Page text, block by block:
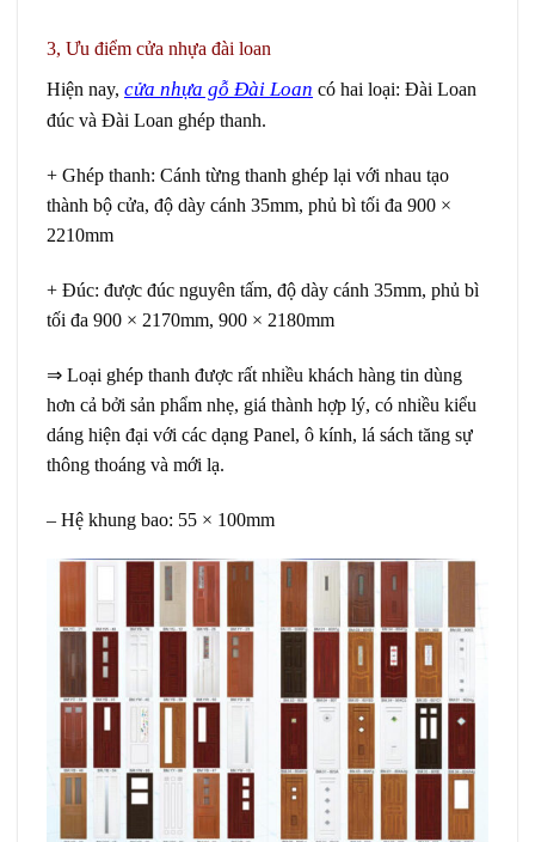
3, Ưu điểm cửa nhựa đài loan
Hiện nay, cửa nhựa gỗ Đài Loan có hai loại: Đài Loan
đúc và Đài Loan ghép thanh.
+ Ghép thanh: Cánh từng thanh ghép lại với nhau tạo
thành bộ cửa, độ dày cánh 35mm, phủ bì tối đa 900 ×
2210mm
+ Đúc: được đúc nguyên tấm, độ dày cánh 35mm, phủ bì
tối đa 900 × 2170mm, 900 × 2180mm
⇒ Loại ghép thanh được rất nhiều khách hàng tin dùng
hơn cả bởi sản phẩm nhẹ, giá thành hợp lý, có nhiều kiểu
dáng hiện đại với các dạng Panel, ô kính, lá sách tăng sự
thông thoáng và mới lạ.
– Hệ khung bao: 55 × 100mm